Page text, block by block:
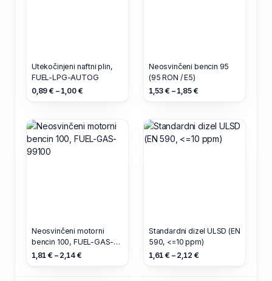
Utekočinjeni naftni plin,
FUEL-LPG-AUTOG
0,89 € – 1,00 €
Neosvinčeni bencin 95
(95 RON / E5)
1,53 € – 1,85 €
Neosvinčeni motorni
bencin 100, FUEL-GAS-
99100
1,81 € – 2,14 €
Standardni dizel ULSD (EN
590, <=10 ppm)
1,61 € – 2,12 €